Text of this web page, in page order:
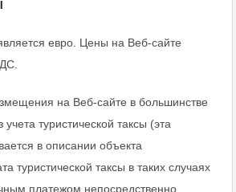
евро. Цены на Веб-сайте
на Веб-сайте в большинстве
учета туристической таксы (эта
в описании объекта
туристической таксы в таких случаях
платежом непосредственно